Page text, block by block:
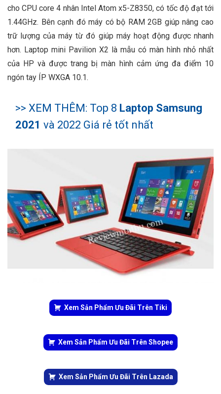
cho CPU core 4 nhân Intel Atom x5-Z8350, có tốc độ đạt tới
1.44GHz. Bên cạnh đó máy có bộ RAM 2GB giúp nâng cao
trữ lượng của máy từ đó giúp máy hoạt động được nhanh
hơn. Laptop mini Pavilion X2 là mẫu có màn hình nhỏ nhất
của HP và được trang bị màn hình cảm ứng đa điểm 10
ngón tay ÍP WXGA 10.1.
>> XEM THÊM: Top 8 Laptop Samsung
2021 và 2022 Giá rẻ tốt nhất
Xem Sản Phẩm Ưu Đãi Trên Tiki
Xem Sản Phẩm Ưu Đãi Trên Shopee
Xem Sản Phẩm Ưu Đãi Trên Lazada